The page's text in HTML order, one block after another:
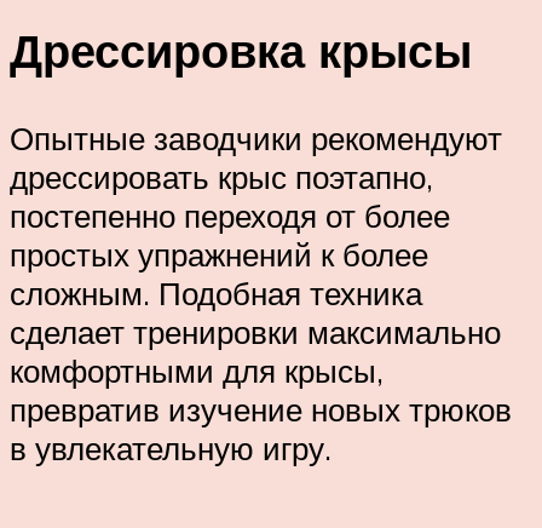
Дрессировка крысы
Опытные заводчики рекомендуют
дрессировать крыс поэтапно,
постепенно переходя от более
простых упражнений к более
сложным. Подобная техника
сделает тренировки максимально
комфортными для крысы,
превратив изучение новых трюков
в увлекательную игру.